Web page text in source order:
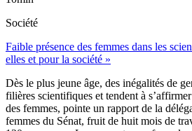
Société
Faible présence des femmes dans les
elles et pour la société »
Dès le plus jeune âge, des inégalités de
filières scientifiques et tendent à
des femmes, pointe un rapport de la
femmes du Sénat, fruit de huit mois de